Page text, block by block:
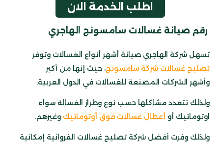
اطلب الخدمة الان
رقم صيانة غسالات سامسونج الهاجري
تسهل شركة الهاجري صيانة أشهر أنواع الغسالات وتوفر
تصليح غسالات شركة سامسونج، حيث إنها من أكبر
وأشهر الشركات المصنعة للغسالات في الدول العربية.
ولذلك تتعدد مشاكلها حسب نوع وطراز الغسالة سواء
اوتوماتيك أو أعطال غسالات فوق أوتوماتيك وغيرهم.
ولذلك وفرت أفضل شركة تصليح غسالات الفروانية إمكانية